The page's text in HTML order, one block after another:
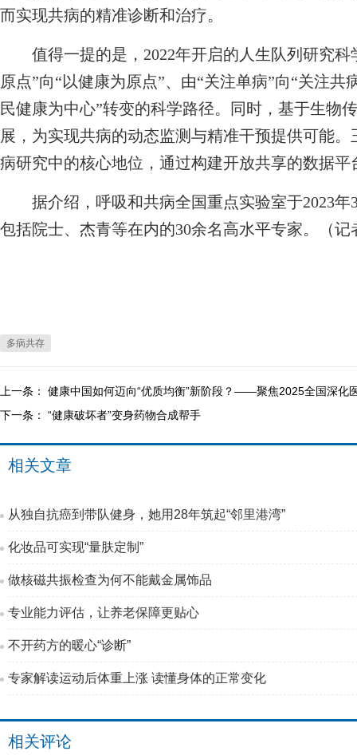
而实现共病的精准诊断和治疗。
值得一提的是，2022年开启的人生队列研究科
原点”向“以健康为原点”、由“关注单病”向“关注共
民健康为中心”转变的科学路径。同时，基于生物
展，为实现共病的动态监测与精准干预提供可能
病研究中的核心地位，通过构建开放共享的数据
据介绍，呼吸和共病全国重点实验室于2023年
包括院士、杰青等在内的30余名高水平专家。（记
多病共存
上一条： 健康中国如何迈向“优质均衡”新阶段？——聚焦2025全国深化
下一条： “健康破坏者”变身药物合成帮手
相关文章
从独自抗癌到带队健身，她用28年筑起“邻里港湾”
化妆品可实现“量肤定制”
做核磁共振检查为何不能戴金属饰品
专业能力评估，让养老保障更贴心
不开药方的暖心“诊断”
专家解读运动后体重上涨 读懂身体的正常变化
相关评论